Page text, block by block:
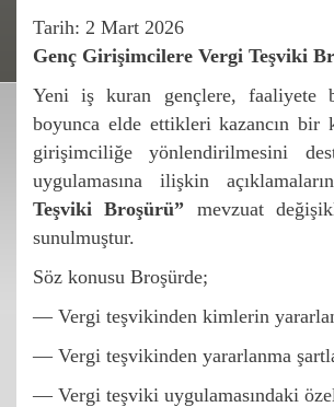
Tarih: 2 Mart 2026
Genç Girişimcilere Vergi Teşviki
Yeni iş kuran gençlere, faaliyete
boyunca elde ettikleri kazancın bir
girişimciliğe yönlendirilmesini
uygulamasına ilişkin
Teşviki Broşürü” mevzuat
sunulmuştur.
Söz konusu Broşürde;
— Vergi teşvikinden kimlerin
— Vergi teşvikinden yararlanma
— Vergi teşviki uygulamasındaki